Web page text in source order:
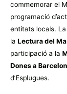
commemorar el
programació
entitats locals.
laLectura del
participació a la
Dones a
d’Esplugues.